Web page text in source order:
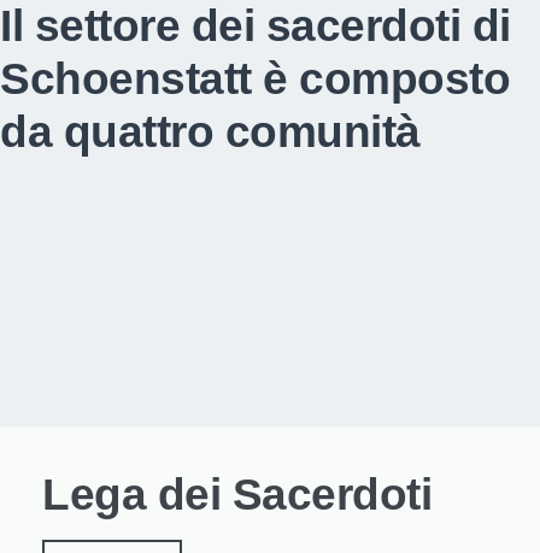
Il settore dei sacerdoti di
Schoenstatt è composto
da quattro comunità
Lega dei Sacerdoti